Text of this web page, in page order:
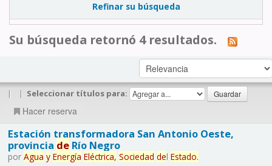
Refinar su búsqueda
Su búsqueda retornó 4 resultados.
| | Seleccionar títulos para:
Hacer reserva
Estación transformadora San Antonio Oeste,
provincia deRío Negro
por Agua y Energía Eléctrica, Sociedad del Estado.